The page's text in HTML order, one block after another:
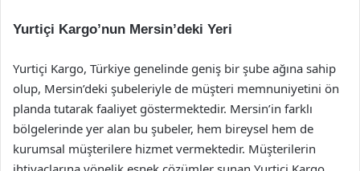
Yurtiçi Kargo’nun Mersin’deki Yeri
Yurtiçi Kargo, Türkiye genelinde geniş bir şube ağına sahip
olup, Mersin’deki şubeleriyle de müşteri memnuniyetini ön
planda tutarak faaliyet göstermektedir. Mersin’in farklı
bölgelerinde yer alan bu şubeler, hem bireysel hem de
kurumsal müşterilere hizmet vermektedir. Müşterilerin